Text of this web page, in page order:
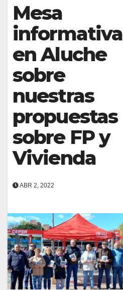
Mesa
informativa
en Aluche
sobre
nuestras
propuestas
sobre FP y
Vivienda
ABR 2, 2022